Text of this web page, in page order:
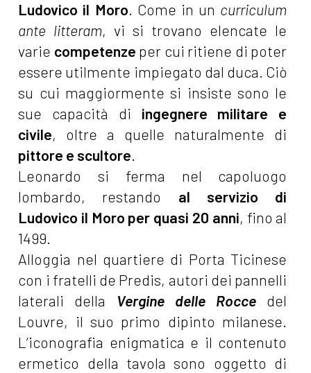
Ludovico il Moro. Come in un curriculum
ante litteram, vi si trovano elencate le
varie competenze per cui ritiene di poter
essere utilmente impiegato dal duca. Ciò
su cui maggiormente si insiste sono le
sue capacità di ingegnere militare e
civile, oltre a quelle naturalmente di
pittore e scultore.
Leonardo si ferma nel capoluogo
lombardo, restando al servizio di
Ludovico il Moro per quasi 20 anni, fino al
1499.
Alloggia nel quartiere di Porta Ticinese
con i fratelli de Predis, autori dei pannelli
laterali della Vergine delle Rocce del
Louvre, il suo primo dipinto milanese.
L’iconografia enigmatica e il contenuto
ermetico della tavola sono oggetto di